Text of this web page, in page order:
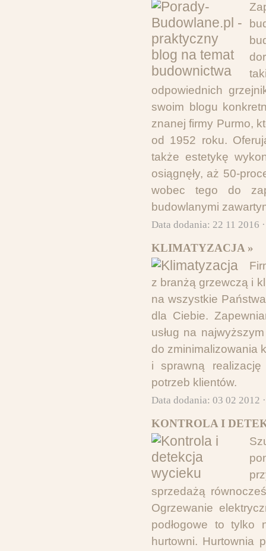
odpowiednich
swoim blogu
znanej firmy Purmo,
od 1952 roku.
także estetykę
osiągnęły, aż 50-
wobec tego do
budowlanymi
Data dodania: 22 11 2016
KLIMATYZACJA »
z branżą grzewczą i
na wszystkie
dla Ciebie.
usług na
do zminimalizowania
i sprawną
potrzeb klientów.
Data dodania: 03 02 2012
KONTROLA I
sprzedażą
Ogrzewanie
podłogowe to tylko
hurtowni. Hurtownia